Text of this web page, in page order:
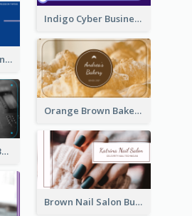
Indigo Cyber Business Card Design Template
Blue Bold Text Business Cards Design Idea
Orange Brown Bakery Business Card
Blue Music Studio Business Card
Brown Nail Salon Business Card